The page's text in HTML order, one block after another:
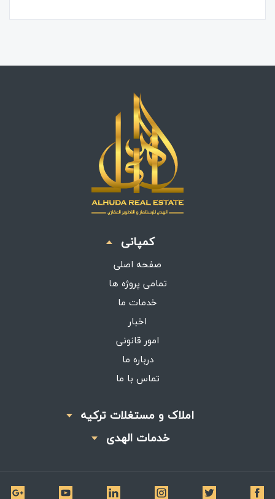
کمپانی
صفحه اصلی
تمامی پروژه ها
خدمات ما
اخبار
امور قانونی
درباره ما
تماس با ما
املاک و مستغلات ترکیه
خدمات الهدی